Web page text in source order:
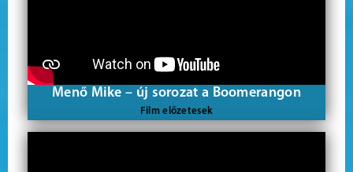
Menő Mike – új sorozat a Boomerangon
Film előzetesek